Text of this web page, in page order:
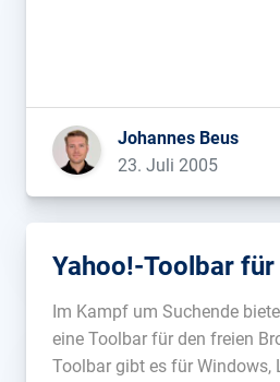
Johannes Beus
23. Juli 2005
Yahoo!-Toolbar
Im Kampf um Suchende
eine Toolbar für den freien
Toolbar gibt es für Windows,